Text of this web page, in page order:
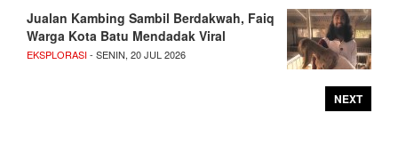
Jualan Kambing Sambil Berdakwah, Faiq
Warga Kota Batu Mendadak Viral
EKSPLORASI- SENIN, 20 JUL 2026
NEXT